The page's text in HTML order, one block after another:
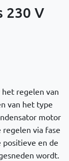
230 V
regelen van
van het type
motor
via fase
positieve en de
wordt.